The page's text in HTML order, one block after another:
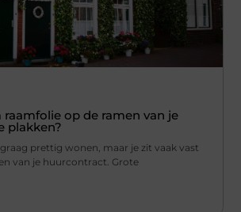
op de ramen van je
plakken?
prettig wonen, maar je zit vaak vast
van je huurcontract. Grote